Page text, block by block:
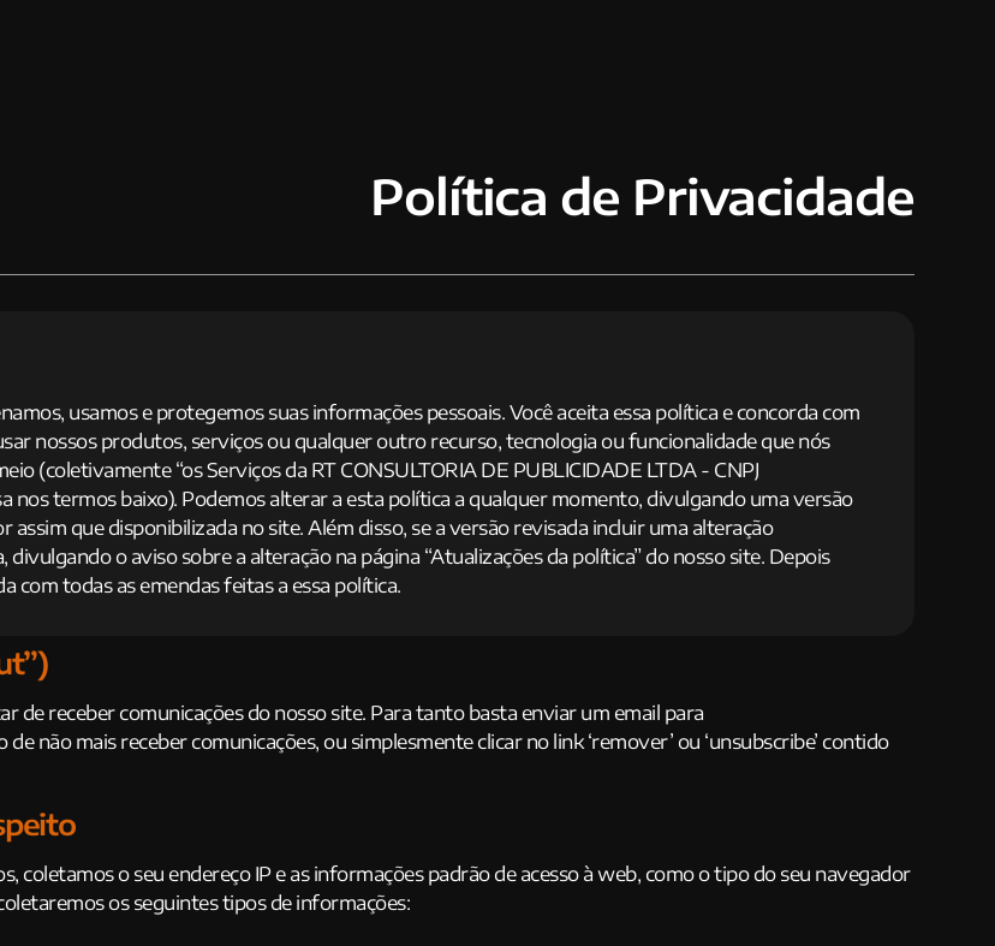
Política de Privacidade
usamos e protegemos suas informações pessoais. Você aceita essa política e concorda com
nossos produtos, serviços ou qualquer outro recurso, tecnologia ou funcionalidade que nós
(coletivamente “os Serviços da RT CONSULTORIA DE PUBLICIDADE LTDA - CNPJ
termos baixo). Podemos alterar a esta política a qualquer momento, divulgando uma versão
que disponibilizada no site. Além disso, se a versão revisada incluir uma alteração
o aviso sobre a alteração na página “Atualizações da política” do nosso site. Depois
com todas as emendas feitas a essa política.
de receber comunicações do nosso site. Para tanto basta enviar um email para
não mais receber comunicações, ou simplesmente clicar no link ‘remover’ ou ‘unsubscribe’ contido
coletamos o seu endereço IP e as informações padrão de acesso à web, como o tipo do seu navegador
os seguintes tipos de informações: